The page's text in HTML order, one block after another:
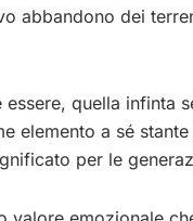
abbandono dei
essere, quella infinta
elemento a sé
per le